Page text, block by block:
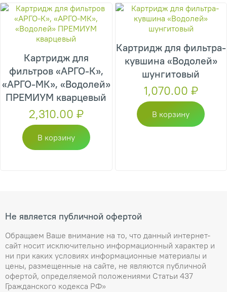
Картридж для
фильтров «АРГО-К»,
«АРГО-МК», «Водолей»
ПРЕМИУМ кварцевый
2,310.00 ₽
В корзину
Картридж для фильтра-
кувшина «Водолей»
шунгитовый
1,070.00 ₽
В корзину
Не является публичной офертой
Обращаем Ваше внимание на то, что данный интернет-
сайт носит исключительно информационный характер и
ни при каких условиях информационные материалы и
цены, размещенные на сайте, не являются публичной
офертой, определяемой положениями Статьи 437
Гражданского кодекса РФ»